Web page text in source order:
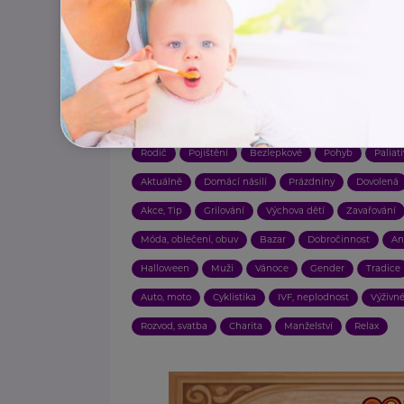
Zdraví Zahrada Výživa
Sociální služby Finance
Závislosti Zajímavost
Vztahy Porod
Rodič Pojištění Bezlepkové Pohyb
Aktuálně Domácí násilí Prázdniny Dovolená
Akce, Tip Grilování Výchova dětí Zavařování
Móda, oblečení, obuv Bazar Dobročinnost
Halloween Muži Vánoce Gender Tradice
Auto, moto Cyklistika IVF, neplodnost Výživné
Rozvod, svatba Charita Manželství Relax